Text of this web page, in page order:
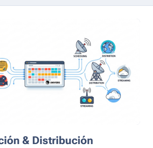
& Distribución